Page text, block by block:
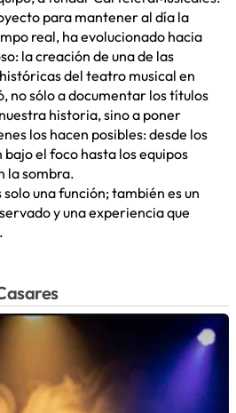
para mantener al día la
real, ha evolucionado hacia
la creación de una de las
del teatro musical en
no sólo a documentar los títulos
historia, sino a poner
los hacen posibles: desde los
el foco hasta los equipos
la sombra.
solo una función; también es un
y una experiencia que